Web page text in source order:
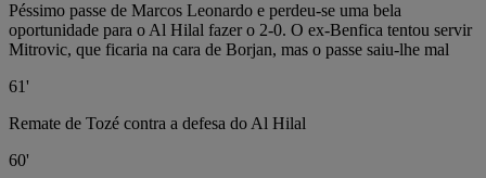
Péssimo passe de Marcos Leonardo e perdeu-se uma bela
oportunidade para o Al Hilal fazer o 2-0. O ex-Benfica tentou servir
Mitrovic, que ficaria na cara de Borjan, mas o passe saiu-lhe mal
61'
Remate de Tozé contra a defesa do Al Hilal
60'